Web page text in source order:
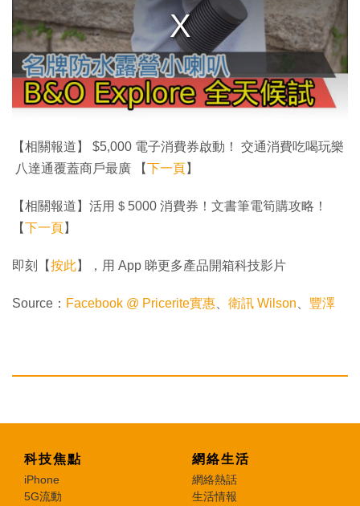
w
i
d
.
【相關報道】 $5,000 電子消費券啟動！ 交通消費吃喝玩樂
八達通覆蓋商戶最廣 【
下一頁 】
【相關報道】活用＄5000 消費券！文書筆電筍購攻略！
【
下一頁 】
即刻【按此】，用 App 睇更多產品開箱科技影片
Source： Facebook @ Pricerite實惠、 衛訊 Wilson、 豐澤
科技焦點
iPhone
5G流動
網絡生活
網絡熱話
生活情報